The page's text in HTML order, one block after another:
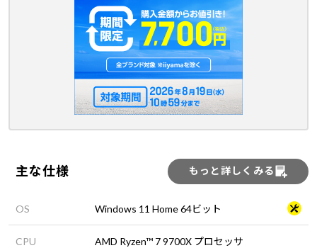
主な仕様 もっと詳しくみる
OS Windows 11 Home 64ビット
CPU AMD Ryzen™ 7 9700X プロセッサ